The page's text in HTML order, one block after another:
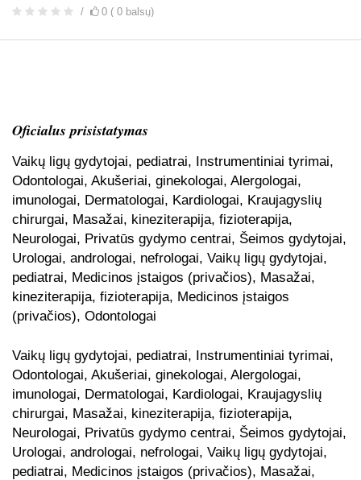
0 ( 0 balsų)
Oficialus prisistatymas
Vaikų ligų gydytojai, pediatrai, Instrumentiniai tyrimai,
Odontologai, Akušeriai, ginekologai, Alergologai,
imunologai, Dermatologai, Kardiologai, Kraujagyslių
chirurgai, Masažai, kineziterapija, fizioterapija,
Neurologai, Privatūs gydymo centrai, Šeimos gydytojai,
Urologai, andrologai, nefrologai, Vaikų ligų gydytojai,
pediatrai, Medicinos įstaigos (privačios), Masažai,
kineziterapija, fizioterapija, Medicinos įstaigos
(privačios), Odontologai
Vaikų ligų gydytojai, pediatrai, Instrumentiniai tyrimai,
Odontologai, Akušeriai, ginekologai, Alergologai,
imunologai, Dermatologai, Kardiologai, Kraujagyslių
chirurgai, Masažai, kineziterapija, fizioterapija,
Neurologai, Privatūs gydymo centrai, Šeimos gydytojai,
Urologai, andrologai, nefrologai, Vaikų ligų gydytojai,
pediatrai, Medicinos įstaigos (privačios), Masažai,